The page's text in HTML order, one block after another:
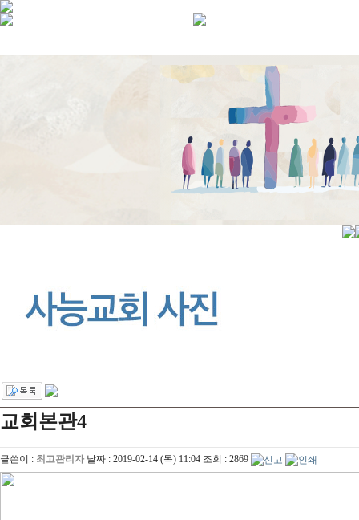
교회본관4
글쓴이 : 최고관리자 날짜 : 2019-02-14 (목) 11:04 조회 : 2869